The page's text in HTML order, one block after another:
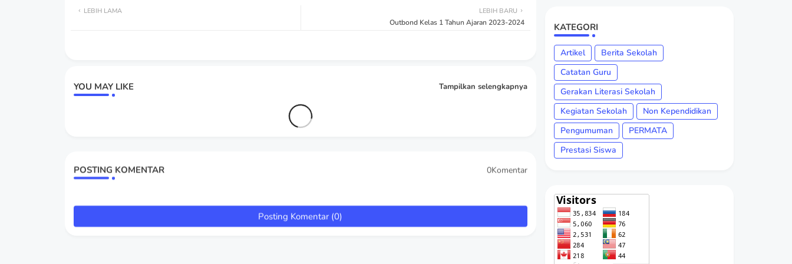
LEBIH BARU
Outbond Kelas 1 Tahun Ajaran 2023-2024
LEBIH LAMA
YOU MAY LIKE Tampilkan selengkapnya
POSTING KOMENTAR 0Komentar
Posting Komentar (0)
KATEGORI
Artikel
Berita Sekolah
Catatan Guru
Gerakan Literasi Sekolah
Kegiatan Sekolah
Non Kependidikan
Pengumuman
PERMATA
Prestasi Siswa